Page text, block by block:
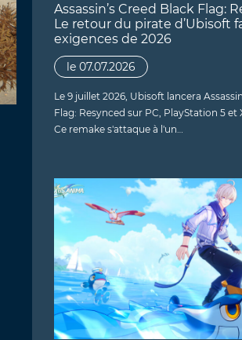
Assassin’s Creed Black Flag:
Le retour du pirate d’Ubisoft
exigences de 2026
le 07.07.2026
Le 9 juillet 2026, Ubisoft lancera
Flag: Resynced sur PC, PlayStation 5 et
Ce remake s'attaque à l'un…